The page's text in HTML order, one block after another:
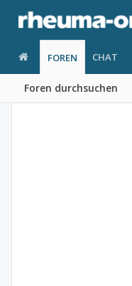
FOREN
Foren durchsuchen
CHAT